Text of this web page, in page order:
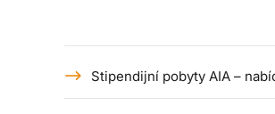
Stipendijní pobyty AIA –